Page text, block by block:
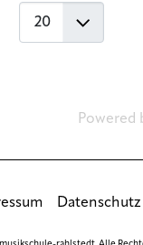
Powered
Datenschutz